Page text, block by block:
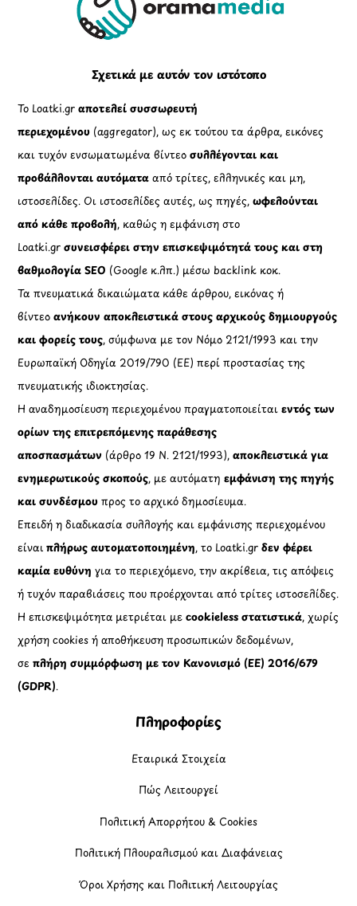
Σχετικά με αυτόν τον ιστότοπο
Το Loatki.grαποτελεί συσσωρευτή
περιεχομένου (aggregator), ως εκ τούτου τα άρθρα, εικόνες
και τυχόν ενσωματωμένα βίντεοσυλλέγονται και
προβάλλονται αυτόματααπό τρίτες, ελληνικές και μη,
ιστοσελίδες. Οι ιστοσελίδες αυτές, ως πηγές,ωφελούνται
από κάθε προβολή, καθώς η εμφάνιση στο
Loatki.gr συνεισφέρει στην επισκεψιμότητά τους και στη
βαθμολογία SEO (Google κ.λπ.) μέσω backlink κοκ.
Τα πνευματικά δικαιώματα κάθε άρθρου, εικόνας ή
βίντεοανήκουν αποκλειστικά στους αρχικούς δημιουργούς
και φορείς τους, σύμφωνα με τον Νόμο 2121/1993 και την
Ευρωπαϊκή Οδηγία 2019/790 (ΕΕ) περί προστασίας της
πνευματικής ιδιοκτησίας.
Η αναδημοσίευση περιεχομένου πραγματοποιείταιεντός των
ορίων της επιτρεπόμενης παράθεσης
αποσπασμάτων (άρθρο 19 Ν. 2121/1993), αποκλειστικά για
ενημερωτικούς σκοπούς, με αυτόματηεμφάνιση της πηγής
και συνδέσμου προς το αρχικό δημοσίευμα.
Επειδή η διαδικασία συλλογής και εμφάνισης περιεχομένου
είναιπλήρως αυτοματοποιημένη, το Loatki.grδεν φέρει
καμία ευθύνη για το περιεχόμενο, την ακρίβεια, τις απόψεις
ή τυχόν παραβιάσεις που προέρχονται από τρίτες ιστοσελίδες.
Η επισκεψιμότητα μετριέται μεcookieless στατιστικά, χωρίς
χρήση cookies ή αποθήκευση προσωπικών δεδομένων,
σεπλήρη συμμόρφωση με τον Κανονισμό (ΕΕ) 2016/679
(GDPR).
Πληροφορίες
Εταιρικά Στοιχεία
Πώς Λειτουργεί
Πολιτική Απορρήτου & Cookies
Πολιτική Πλουραλισμού και Διαφάνειας
Όροι Χρήσης και Πολιτική Λειτουργίας